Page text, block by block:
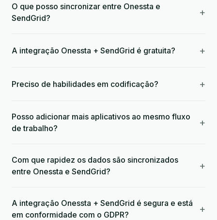
O que posso sincronizar entre Onessta e
SendGrid?
+
A integração Onessta + SendGrid é gratuita? +
Preciso de habilidades em codificação? +
Posso adicionar mais aplicativos ao mesmo fluxo
de trabalho?
+
Com que rapidez os dados são sincronizados
entre Onessta e SendGrid?
+
A integração Onessta + SendGrid é segura e está
em conformidade com o GDPR?
+